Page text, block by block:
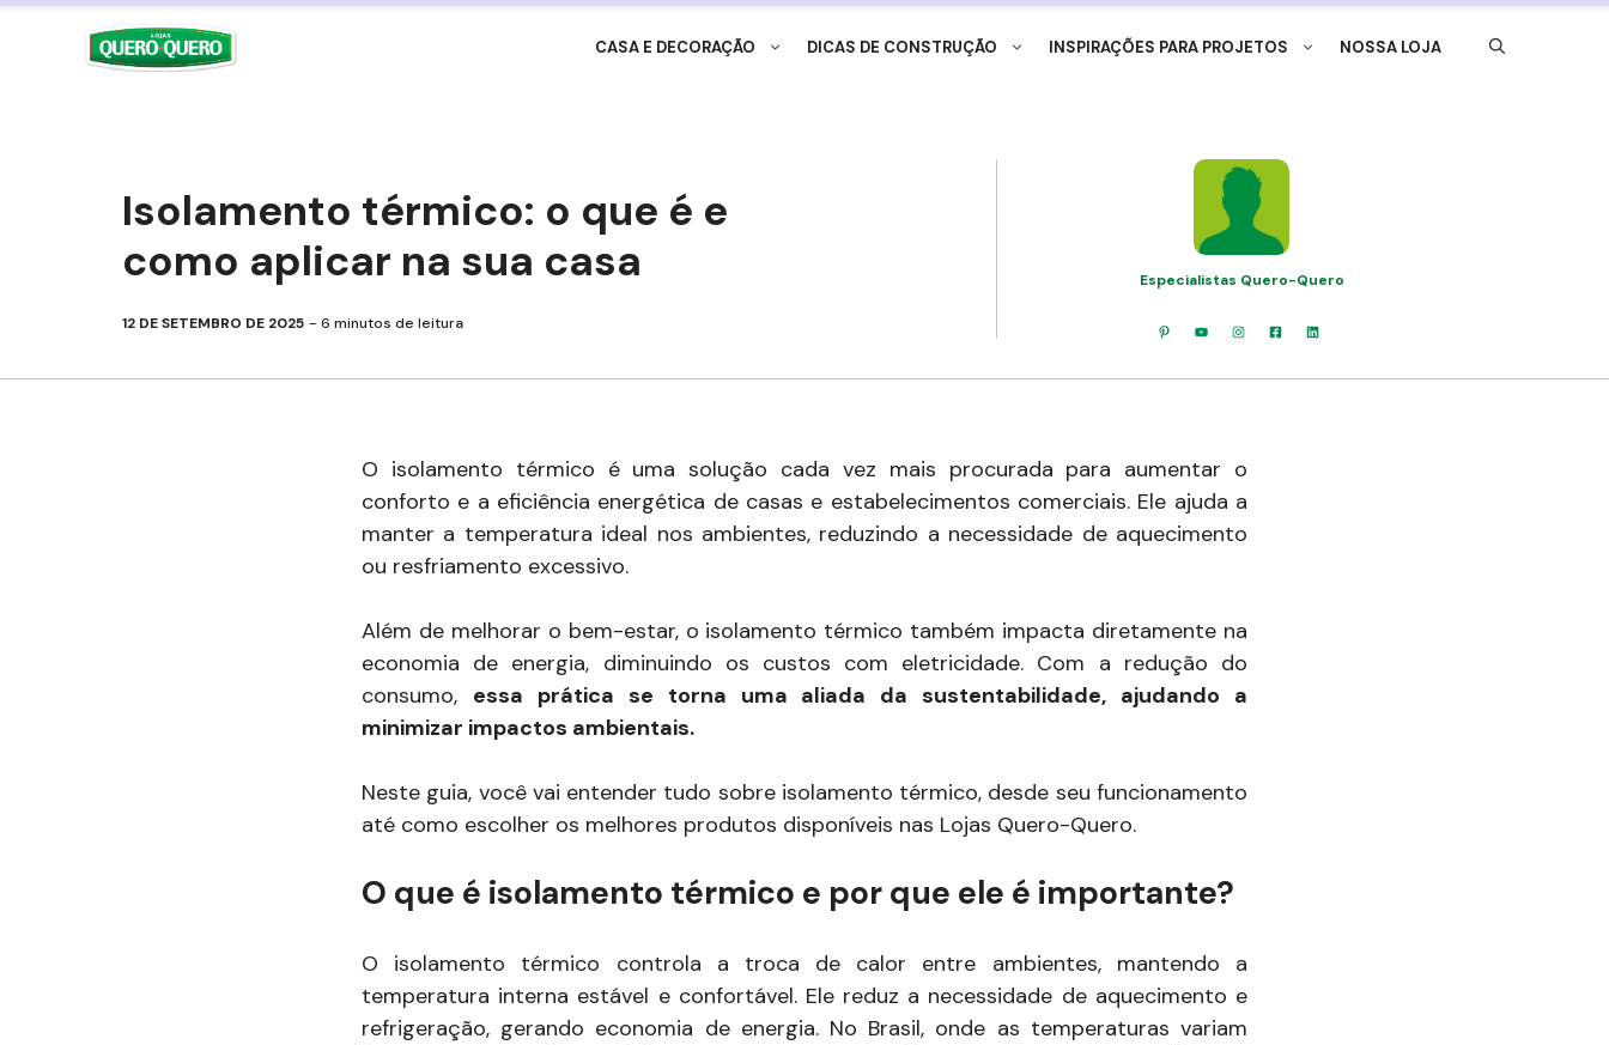
Pular
CASA E DECORAÇÃO DICAS DE CONSTRUÇÃO INSPIRAÇÕES PARA PROJETOS NOSSA LOJA
Isolamento térmico: o que é e
como aplicar na sua casa
12 DE SETEMBRO DE 2025 6 minutos de leitura
Especialistas Quero-Quero
O isolamento térmico é uma solução cada vez mais procurada para aumentar o
conforto e a eficiência energética de casas e estabelecimentos comerciais. Ele ajuda a
manter a temperatura ideal nos ambientes, reduzindo a necessidade de aquecimento
ou resfriamento excessivo.
Além de melhorar o bem-estar, o isolamento térmico também impacta diretamente na
economia de energia, diminuindo os custos com eletricidade. Com a redução do
consumo, essa prática se torna uma aliada da sustentabilidade, ajudando a
minimizar impactos ambientais.
Neste guia, você vai entender tudo sobre isolamento térmico, desde seu funcionamento
até como escolher os melhores produtos disponíveis nas Lojas Quero-Quero.
O que é isolamento térmico e por que ele é importante?
O isolamento térmico controla a troca de calor entre ambientes, mantendo a
temperatura interna estável e confortável. Ele reduz a necessidade de aquecimento e
refrigeração, gerando economia de energia. No Brasil, onde as temperaturas variam